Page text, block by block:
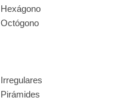
Hexágono
Octógono
Irregulares
Pirámides